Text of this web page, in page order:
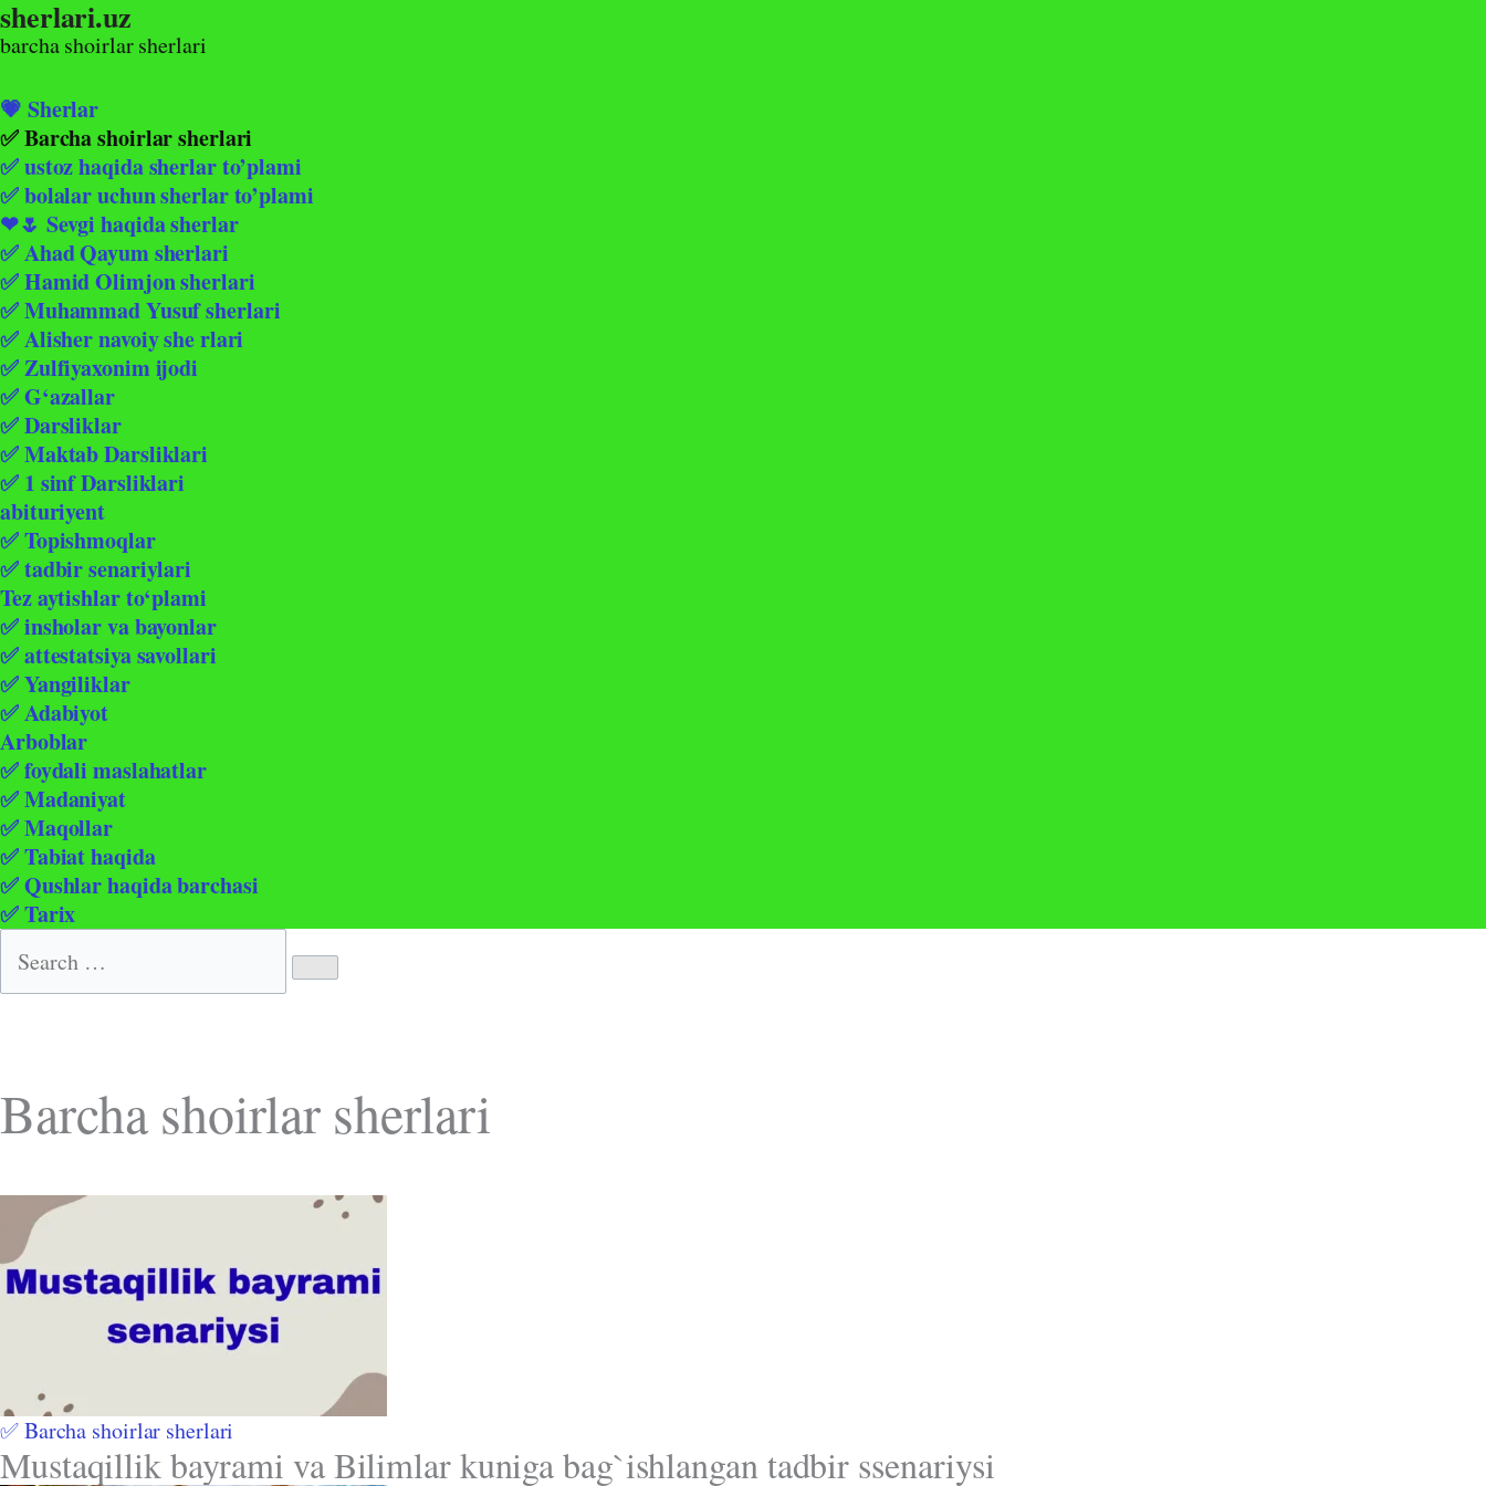
Skip
to
sherlari.uz
barcha shoirlar sherlari
💗 Sherlar
✅ Barcha shoirlar sherlari
✅ ustoz haqida sherlar to’plami
✅ bolalar uchun sherlar to’plami
❤🌷 Sevgi haqida sherlar
✅ Ahad Qayum sherlari
✅ Hamid Olimjon sherlari
✅ Muhammad Yusuf sherlari
✅ Alisher navoiy she rlari
✅ Zulfiyaxonim ijodi
✅ G‘azallar
✅ Darsliklar
✅ Maktab Darsliklari
✅ 1 sinf Darsliklari
abituriyent
✅ Topishmoqlar
✅ tadbir senariylari
Tez aytishlar to‘plami
✅ insholar va bayonlar
✅ attestatsiya savollari
✅ Yangiliklar
✅ Adabiyot
Arboblar
✅ foydali maslahatlar
✅ Madaniyat
✅ Maqollar
✅ Tabiat haqida
✅ Qushlar haqida barchasi
✅ Tarix
for:
Barcha shoirlar sherlari
✅ Barcha shoirlar sherlari
Mustaqillik bayrami va Bilimlar kuniga bag`ishlangan tadbir ssenariysi